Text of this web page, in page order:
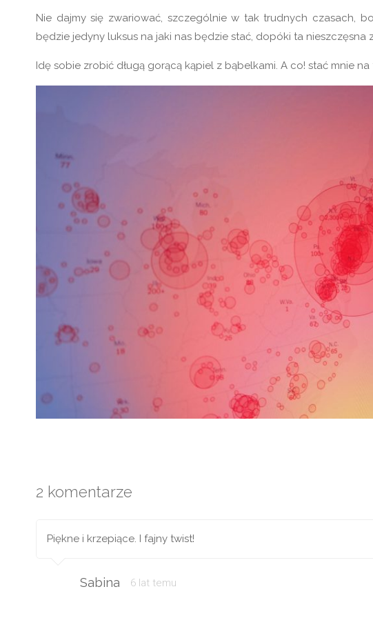
Nie dajmy się zwariować, szczególnie w tak trudnych czasach,
będzie jedyny luksus na jaki nas będzie stać, dopóki ta nieszczęsna
Idę sobie zrobić długą gorącą kąpiel z bąbelkami. A co! stać mnie na
2 komentarze
Piękne i krzepiące. I fajny twist!
Sabina 6 lat temu